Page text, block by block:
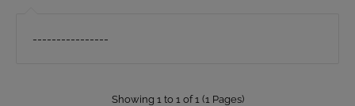
----------------
Showing 1 to 1 of 1 (1 Pages)